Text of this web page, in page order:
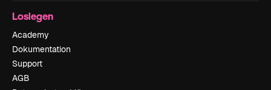
Loslegen
Academy
Dokumentation
Support
AGB